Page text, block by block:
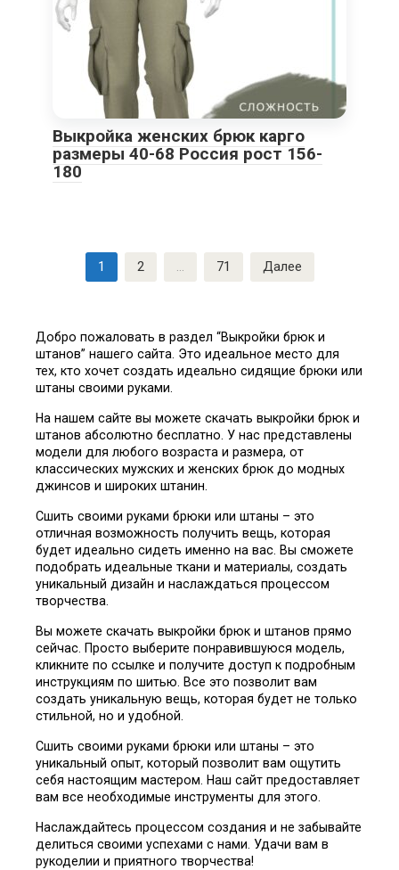
Выкройка женских брюк карго
размеры 40-68 Россия рост 156-
180
1 2 … 71 Далее
Добро пожаловать в раздел “Выкройки брюк и
штанов” нашего сайта. Это идеальное место для
тех, кто хочет создать идеально сидящие брюки или
штаны своими руками.
На нашем сайте вы можете скачать выкройки брюк и
штанов абсолютно бесплатно. У нас представлены
модели для любого возраста и размера, от
классических мужских и женских брюк до модных
джинсов и широких штанин.
Сшить своими руками брюки или штаны – это
отличная возможность получить вещь, которая
будет идеально сидеть именно на вас. Вы сможете
подобрать идеальные ткани и материалы, создать
уникальный дизайн и наслаждаться процессом
творчества.
Вы можете скачать выкройки брюк и штанов прямо
сейчас. Просто выберите понравившуюся модель,
кликните по ссылке и получите доступ к подробным
инструкциям по шитью. Все это позволит вам
создать уникальную вещь, которая будет не только
стильной, но и удобной.
Сшить своими руками брюки или штаны – это
уникальный опыт, который позволит вам ощутить
себя настоящим мастером. Наш сайт предоставляет
вам все необходимые инструменты для этого.
Наслаждайтесь процессом создания и не забывайте
делиться своими успехами с нами. Удачи вам в
рукоделии и приятного творчества!